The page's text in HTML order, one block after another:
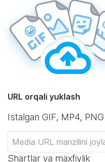
URL orqali yuklash
Istalgan GIF, MP4,
Shartlar va maxfiylik